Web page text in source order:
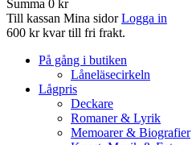
Summa 0 kr
Till kassan Mina sidor Logga in
600 kr kvar till fri frakt.
På gång i butiken
Låneläsecirkeln
Lågpris
Deckare
Romaner & Lyrik
Memoarer & Biografier